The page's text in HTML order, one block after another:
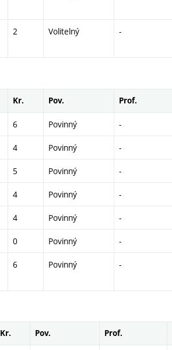
2 Volitelný -
Kr. Pov. Prof.
6 Povinný -
4 Povinný -
5 Povinný -
4 Povinný -
4 Povinný -
0 Povinný -
6 Povinný -
Kr. Pov. Prof.